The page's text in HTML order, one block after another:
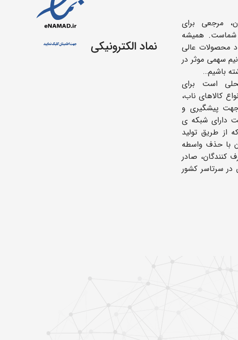
مرجعی برای
شماست. همیشه
محصولات عالی
سهمی موثر در
باشیم…
است برای
کالاهای ناب،
پیشگیری و
دارای شبکه ی
از طریق تولید
با حذف واسطه
کنندگان، صادر
در سرتاسر کشور
نماد الکترونیکی